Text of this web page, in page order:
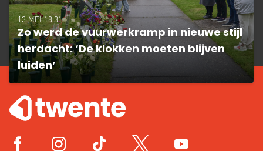
13 MEI 18:31
Zo werd de vuurwerkramp in nieuwe stijl
herdacht: ‘De klokken moeten blijven
luiden’